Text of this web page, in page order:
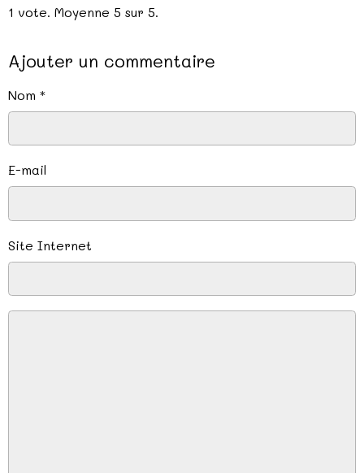
1 vote. Moyenne 5 sur 5.
Ajouter un commentaire
Nom
E-mail
Site Internet